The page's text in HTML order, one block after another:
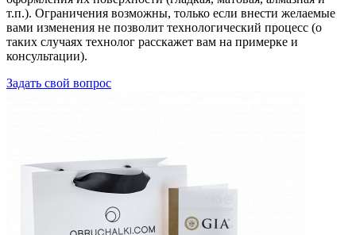
т.п.). Ограничения возможны, только если внести желаемые
вами изменения не позволит технологический процесс (о
таких случаях технолог расскажет вам на примерке и
консультации).
Задать свой вопрос